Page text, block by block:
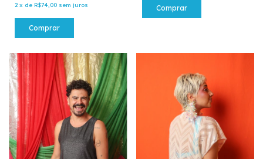
2 x de R$74,00 sem juros
Comprar
Comprar